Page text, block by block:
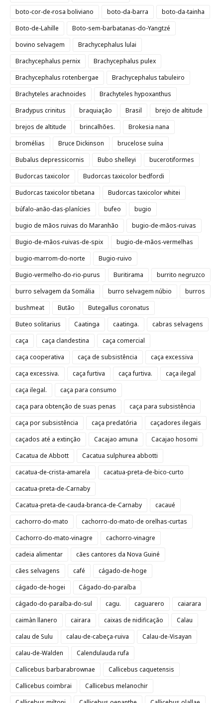
boto-cor-de-rosa boliviano
boto-da-barra
boto-da-tainha
Boto-de-Lahille
Boto-sem-barbatanas-do-Yangtzé
bovino selvagem
Brachycephalus lulai
Brachycephalus pernix
Brachycephalus pulex
Brachycephalus rotenbergae
Brachycephalus tabuleiro
Brachyteles arachnoides
Brachyteles hypoxanthus
Bradypus crinitus
braquiação Brasil
brejo de altitude
brejos de altitude
brincalhões.
Brokesia nana
bromélias
Bruce Dickinson
brucelose suína
Bubalus depressicornis
Bubo shelleyi
bucerotiformes
Budorcas taxicolor
Budorcas taxicolor bedfordi
Budorcas taxicolor tibetana
Budorcas taxicolor whitei
búfalo-anão-das-planícies
bufeo
bugio
bugio de mãos ruivas do Maranhão
bugio-de-mãos-ruivas
Bugio-de-mãos-ruivas-de-spix
bugio-de-mãos-vermelhas
bugio-marrom-do-norte
Bugio-ruivo
Bugio-vermelho-do-rio-purus
Buritirama
burrito negruzco
burro selvagem da Somália
burro selvagem núbio
burros
bushmeat
Butão
Butegallus coronatus
Buteo solitarius
Caatinga caatinga.
cabras selvagens
caça
caça clandestina
caça comercial
caça cooperativa
caça de subsistência
caça excessiva
caça excessiva.
caça furtiva caça furtiva.
caça ilegal
caça ilegal.
caça para consumo
caça para obtenção de suas penas
caça para subsistência
caça por subsistência
caça predatória
caçadores ilegais
caçados até a extinção
Cacajao amuna
Cacajao hosomi
Cacatua de Abbott
Cacatua sulphurea abbotti
cacatua-de-crista-amarela
cacatua-preta-de-bico-curto
cacatua-preta-de-Carnaby
Cacatua-preta-de-cauda-branca-de-Carnaby
cacaué
cachorro-do-mato
cachorro-do-mato-de orelhas-curtas
Cachorro-do-mato-vinagre
cachorro-vinagre
cadeia alimentar
cães cantores da Nova Guiné
cães selvagens
café
cágado-de-hoge
cágado-de-hogei
Cágado-do-paraíba
cágado-do-paraíba-do-sul
cagu. caguarero
caiarara
caimàn llanero
cairara caixas de nidificação
Calau
calau de Sulu
calau-de-cabeça-ruiva
Calau-de-Visayan
calau-de-Walden
Calendulauda rufa
Callicebus barbarabrownae
Callicebus caquetensis
Callicebus coimbrai
Callicebus melanochir